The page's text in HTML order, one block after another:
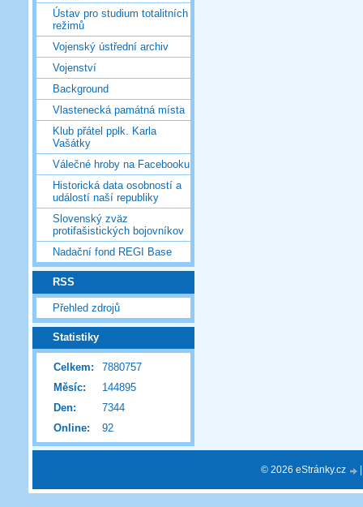
Ústav pro studium totalitních
režimů
Vojenský ústřední archiv
Vojenství
Background
Vlastenecká památná místa
Klub přátel pplk. Karla
Vašátky
Válečné hroby na Facebooku
Historická data osobností a
událostí naší republiky
Slovenský zväz
protifašistických bojovníkov
Nadační fond REGI Base
RSS
Přehled zdrojů
Statistiky
Online: 92
Celkem:
7880757
Měsíc:
144895
Den:
7344
© 2026 eStránky.cz